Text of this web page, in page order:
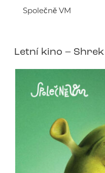
Společně VM
Letní kino – Shrek